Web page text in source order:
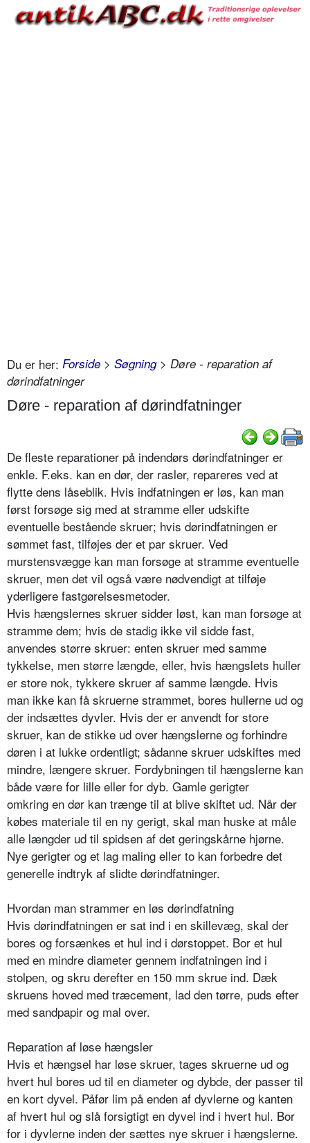
Du er her: Forside > Søgning> Døre - reparation af
dørindfatninger
Døre - reparation af dørindfatninger
De fleste reparationer på indendørs dørindfatninger er
enkle. F.eks. kan en dør, der rasler, repareres ved at
flytte dens låseblik. Hvis indfatningen er løs, kan man
først forsøge sig med at stramme eller udskifte
eventuelle bestående skruer; hvis dørindfatningen er
sømmet fast, tilføjes der et par skruer. Ved
murstensvægge kan man forsøge at stramme eventuelle
skruer, men det vil også være nødvendigt at tilføje
yderligere fastgørelsesmetoder.
Hvis hængslernes skruer sidder løst, kan man forsøge at
stramme dem; hvis de stadig ikke vil sidde fast,
anvendes større skruer: enten skruer med samme
tykkelse, men større længde, eller, hvis hængslets huller
er store nok, tykkere skruer af samme længde. Hvis
man ikke kan få skruerne strammet, bores hullerne ud og
der indsættes dyvler. Hvis der er anvendt for store
skruer, kan de stikke ud over hængslerne og forhindre
døren i at lukke ordentligt; sådanne skruer udskiftes med
mindre, længere skruer. Fordybningen til hængslerne kan
både være for lille eller for dyb. Gamle gerigter
omkring en dør kan trænge til at blive skiftet ud. Når der
købes materiale til en ny gerigt, skal man huske at måle
alle længder ud til spidsen af det geringskårne hjørne.
Nye gerigter og et lag maling eller to kan forbedre det
generelle indtryk af slidte dørindfatninger.
Hvordan man strammer en løs dørindfatning
Hvis dørindfatningen er sat ind i en skillevæg, skal der
bores og forsænkes et hul ind i dørstoppet. Bor et hul
med en mindre diameter gennem indfatningen ind i
stolpen, og skru derefter en 150 mm skrue ind. Dæk
skruens hoved med træcement, lad den tørre, puds efter
med sandpapir og mal over.
Reparation af løse hængsler
Hvis et hængsel har løse skruer, tages skruerne ud og
hvert hul bores ud til en diameter og dybde, der passer til
en kort dyvel. Påfør lim på enden af dyvlerne og kanten
af hvert hul og slå forsigtigt en dyvel ind i hvert hul. Bor
for i dyvlerne inden der sættes nye skruer i hængslerne.